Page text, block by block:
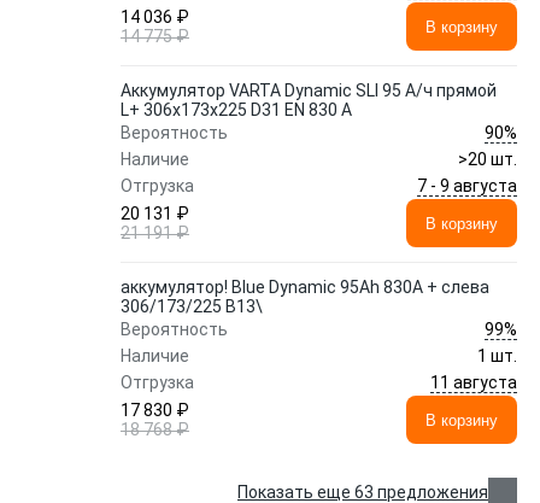
14 036 ₽
14 775 ₽
В корзину
Аккумулятор VARTA Dynamic SLI 95 А/ч прямой
L+ 306x173x225 D31 EN 830 А
Вероятность
90%
Наличие
>20 шт.
Отгрузка
7 - 9 августа
20 131 ₽
21 191 ₽
В корзину
аккумулятор! Blue Dynamic 95Ah 830A + слева
306/173/225 B13\
Вероятность
99%
Наличие
1 шт.
Отгрузка
11 августа
17 830 ₽
18 768 ₽
В корзину
Показать еще 63 предложения